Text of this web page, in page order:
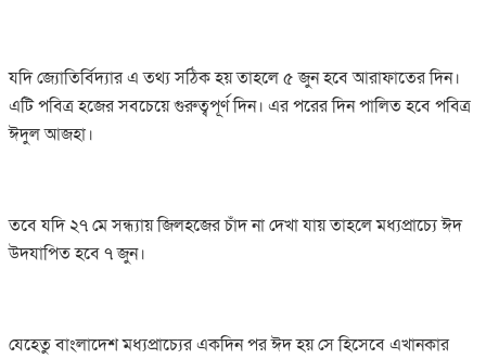
যদি জ্যোতির্বিদ্যার এ তথ্য সঠিক হয় তাহলে ৫ জুন হবে আরাফাতের দিন।
এটি পবিত্র হজের সবচেয়ে গুরুত্বপূর্ণ দিন। এর পরের দিন পালিত হবে পবিত্র
ঈদুল আজহা।
তবে যদি ২৭ মে সন্ধ্যায় জিলহজের চাঁদ না দেখা যায় তাহলে মধ্যপ্রাচ্যে ঈদ
উদযাপিত হবে ৭ জুন।
যেহেতু বাংলাদেশ মধ্যপ্রাচ্যের একদিন পর ঈদ হয় সে হিসেবে এখানকার